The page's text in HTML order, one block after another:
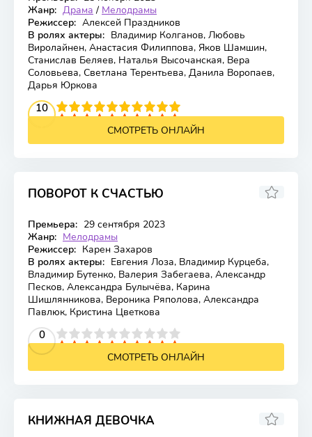
Жанр: Драма / Мелодрамы
Режиссер: Алексей Праздников
В ролях актеры: Владимир Колганов, Любовь
Виролайнен, Анастасия Филиппова, Яков Шамшин,
Станислав Беляев, Наталья Высочанская, Вера
Соловьева, Светлана Терентьева, Данила Воропаев,
Дарья Юркова
10
4 5 6 7 8 9 10
СМОТРЕТЬ ОНЛАЙН
ПОВОРОТ К СЧАСТЬЮ
Премьера: 29 сентября 2023
Жанр: Мелодрамы
Режиссер: Карен Захаров
В ролях актеры: Евгения Лоза, Владимир Курцеба,
Владимир Бутенко, Валерия Забегаева, Александр
Песков, Александра Булычёва, Карина
Шишлянникова, Вероника Ряполова, Александра
Павлюк, Кристина Цветкова
0
4 5 6 7 8 9 10
СМОТРЕТЬ ОНЛАЙН
КНИЖНАЯ ДЕВОЧКА